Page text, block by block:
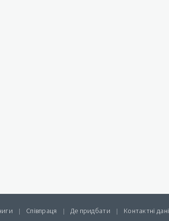
| Співпраця | Де придбати | Контактні дані